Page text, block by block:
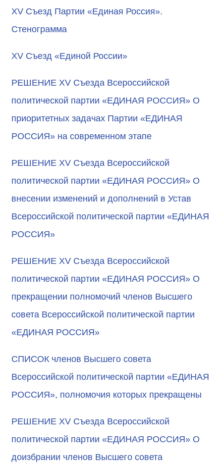
XV Съезд Партии «Единая Россия».
Стенограмма
XV Съезд «Единой России»
РЕШЕНИЕ XV Съезда Всероссийской
политической партии «ЕДИНАЯ РОССИЯ» О
приоритетных задачах Партии «ЕДИНАЯ
РОССИЯ» на современном этапе
РЕШЕНИЕ XV Съезда Всероссийской
политической партии «ЕДИНАЯ РОССИЯ» О
внесении изменений и дополнений в Устав
Всероссийской политической партии «ЕДИНАЯ
РОССИЯ»
РЕШЕНИЕ XV Съезда Всероссийской
политической партии «ЕДИНАЯ РОССИЯ» О
прекращении полномочий членов Высшего
совета Всероссийской политической партии
«ЕДИНАЯ РОССИЯ»
СПИСОК членов Высшего совета
Всероссийской политической партии «ЕДИНАЯ
РОССИЯ», полномочия которых прекращены
РЕШЕНИЕ XV Съезда Всероссийской
политической партии «ЕДИНАЯ РОССИЯ» О
доизбрании членов Высшего совета